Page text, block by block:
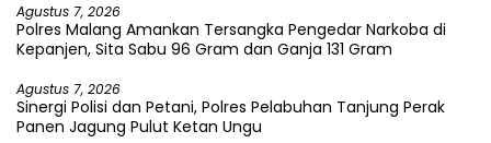
Agustus 7, 2026
Polres Malang Amankan Tersangka Pengedar Narkoba di
Kepanjen, Sita Sabu 96 Gram dan Ganja 131 Gram
Agustus 7, 2026
Sinergi Polisi dan Petani, Polres Pelabuhan Tanjung Perak
Panen Jagung Pulut Ketan Ungu